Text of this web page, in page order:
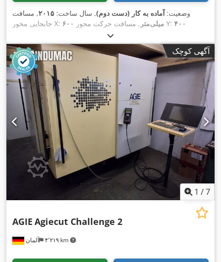
وضعیت:آماده به کار (دست دوم), سال ساخت: ۲۰۱۵, مسافت
جابجایی محور X:
۶۰۰ میلی‌متر , مسافت حرکت محور Y: ۴۰۰
, مسافت حرکت محور Z:
آگهی کوچک
1 /7
آلمان ۴٬۲۱۹ km
AGIE Agiecut Challenge 2